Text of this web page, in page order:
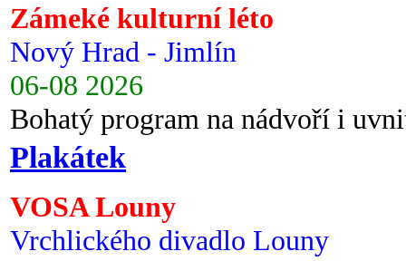
Zámeké kulturní léto
Nový Hrad - Jimlín
06-08 2026
Bohatý program na nádvoří i
Plakátek
VOSA Louny
Vrchlického divadlo Louny